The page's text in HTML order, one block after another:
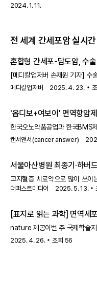
2024. 1. 11.
전 세계 간세포암 실시
혼합형 간세포-담도암, 수
반토막 - 메디칼업저버
[메디칼업저버 손재원 기자] 수
못한 혼합형 간세포-담도암에서
메디칼업저버 2025. 4. 23.
'옵디보+여보이' 면역항암
치료제로 FDA 승인
한국오노약품공업과 한국BMS
(성분명 니볼루맙)와 여보이(성
두 약물의 병용요법은 절제 불
환자에게 새로운 표준 치료 옵
성인 간암 중 가장 흔한 유형으
절제 불가능 또는 전이성 간세
캔서앤서(cancer answer)
서울아산병원 최종기·하버
"스타틴 장기 복용할수록
줄어" JAMA 자매지 게재
고지혈증 치료약으로 많이 쓰
(간암) 예방에도 효과가 있는 것
수 있을 전망이다.30일 서울아
하버드의대 메사추세츠 종합병
간질환 환자가 스타틴을 장기
발생과 간 섬유화 진행이 현저
더퍼스트미디어 2025. 5. 13.
[표지로 읽는 과학] 면역세
예측
nature 제공이번 주 국제학술
세포와 혈관으로 이뤄진 자세한
2025. 4. 26. 조회 56